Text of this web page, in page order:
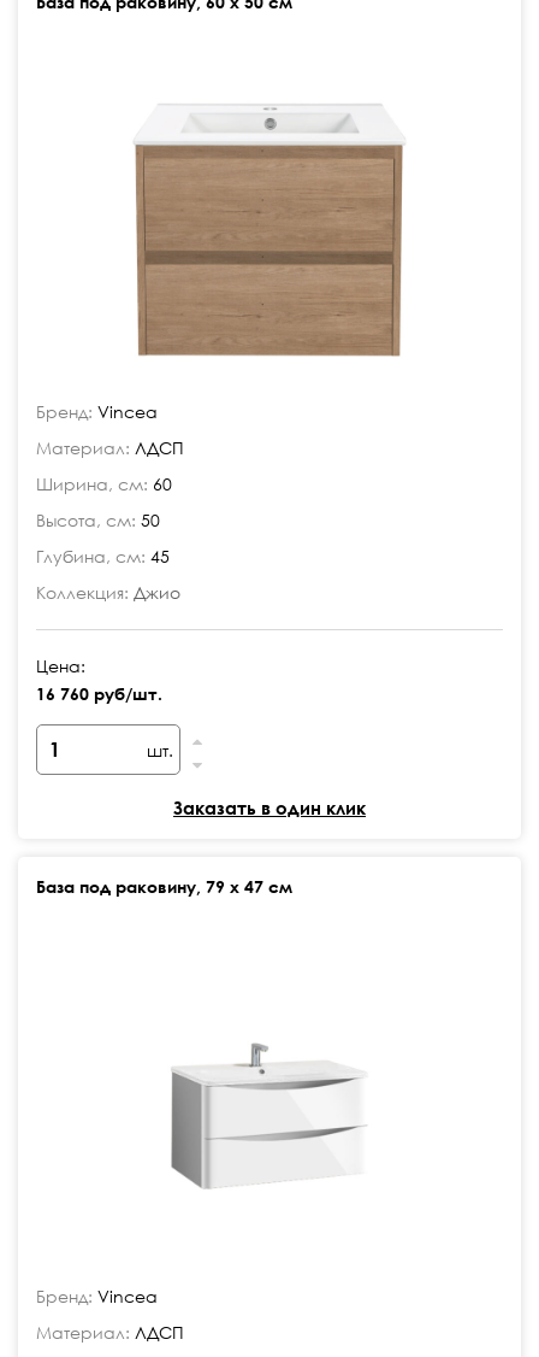
Бренд: Vincea
Материал: ЛДСП
Ширина, см: 60
Высота, см: 50
Глубина, см: 45
Коллекция: Джио
Цена:
16 760 руб/шт.
шт.
Заказать в один клик
База под раковину, 79 х 47 см
Бренд: Vincea
Материал: ЛДСП